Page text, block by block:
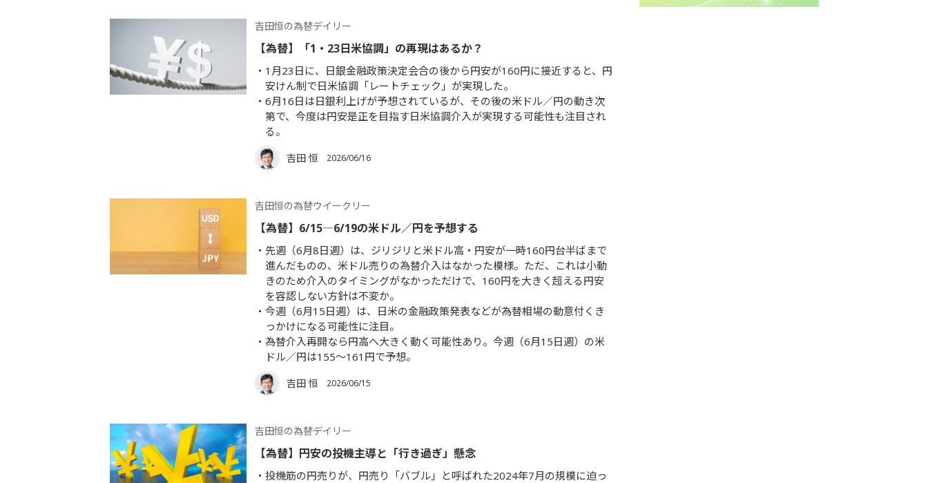
吉田恒の為替デイリー
【為替】「1・23日米協調」の再現はあるか？
1月23日に、日銀金融政策決定会合の後から円安が160円に接近すると、円
安けん制で日米協調「レートチェック」が実現した。
6月16日は日銀利上げが予想されているが、その後の米ドル／円の動き次
第で、今度は円安是正を目指す日米協調介入が実現する可能性も注目され
る。
吉田 恒 2026/06/16
吉田恒の為替ウイークリー
【為替】6/15―6/19の米ドル／円を予想する
先週（6月8日週）は、ジリジリと米ドル高・円安が一時160円台半ばまで
進んだものの、米ドル売りの為替介入はなかった模様。ただ、これは小動
きのため介入のタイミングがなかっただけで、160円を大きく超える円安
を容認しない方針は不変か。
今週（6月15日週）は、日米の金融政策発表などが為替相場の動意付くき
っかけになる可能性に注目。
為替介入再開なら円高へ大きく動く可能性あり。今週（6月15日週）の米
ドル／円は155～161円で予想。
吉田 恒 2026/06/15
吉田恒の為替デイリー
【為替】円安の投機主導と「行き過ぎ」懸念
投機筋の円売りが、円売り「バブル」と呼ばれた2024年7月の規模に迫っ